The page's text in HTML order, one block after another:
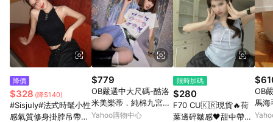
降價
$328 (降$140)
#Sisjuly#法式時髦小性
感氣質修身掛脖吊帶女
$779
OB嚴選中大尺碼-酷洛
米美樂蒂．純棉九宮格
印花撞色領短袖上衣《I
Yahoo購物中心
限時加碼
$280
F70 CU🇰🇷現貨🔥荷
葉邊碎皺感🖤甜中帶壞
OB
馬海
短袖